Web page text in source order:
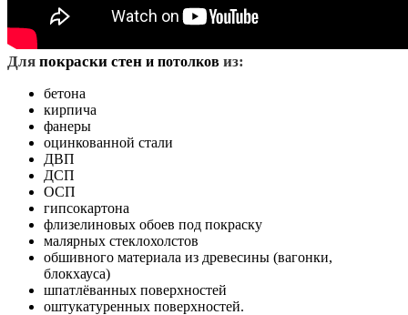
Для покраски стен и потолков из:
бетона
кирпича
фанеры
оцинкованной стали
ДВП
ДСП
ОСП
гипсокартона
флизелиновых обоев под покраску
малярных стеклохолстов
обшивного материала из древесины (вагонки,
блокхауса)
шпатлёванных поверхностей
оштукатуренных поверхностей.